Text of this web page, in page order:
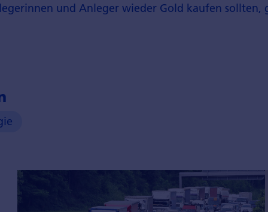
und Anleger wieder Gold kaufen sollten,